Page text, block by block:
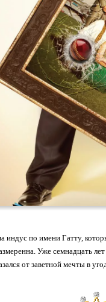
индус по имени Гатту,
Уже семнадцать
от заветной мечты в